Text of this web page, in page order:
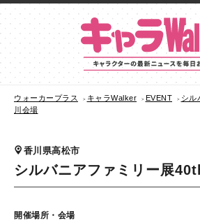
ウォーカープラス キャラWalker EVENT
シル
川会場
香川県高松市
シルバニアファミリー展
開催場所・会場